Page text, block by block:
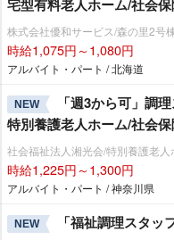
宅型有料老人ホーム/社会
株式会社優和サービス/森の里2号
時給1,075円～1,080円
アルバイト・パート / 北海道
NEW
「週3から可」調
特別養護老人ホーム/社会
社会福祉法人湘光会/特別養護老
時給1,225円～1,300円
アルバイト・パート / 神奈川県
NEW 「福祉調理スタ